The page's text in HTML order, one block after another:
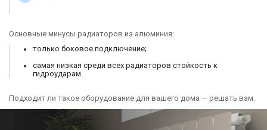
Основные минусы радиаторов из алюминия:
только боковое подключение;
самая низкая среди всех радиаторов стойкость к
гидроударам.
Подходит ли такое оборудование для вашего дома — решать вам.